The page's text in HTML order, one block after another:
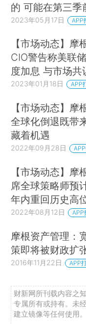
的 可能在第三季
2023年05月17日 APP
【市场动态】摩
CIO警告称美联
度加息 与市场共
2023年01月18日 APP
【市场动态】摩
全球化倒退既带
藏着机遇
2022年09月28日
【市场动态】摩
席全球策略师预
年内重回历史高
2022年08月12日 APP
摩根资产管理：
策即将被财政扩
2016年11月22日 APP
财新网所刊载内容之
专属所有或持有。未
建立镜像等任何使用。